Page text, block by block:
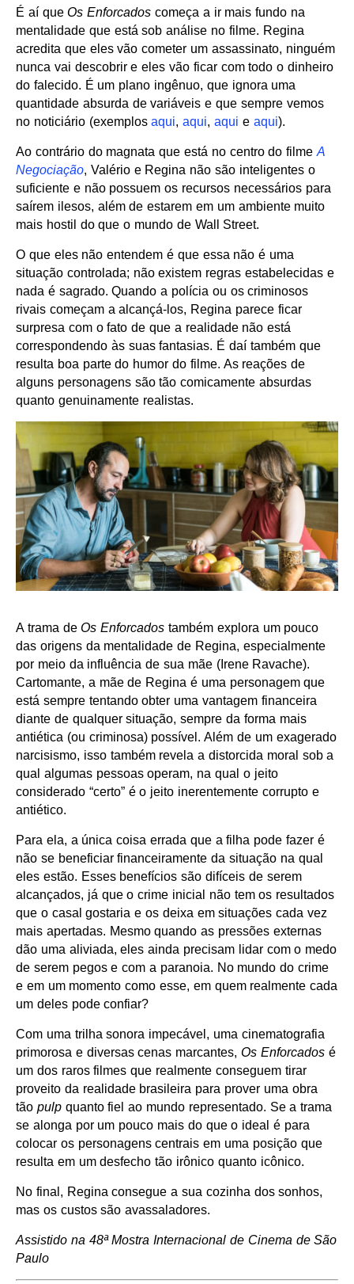
É aí queOs Enforcados começa a ir mais fundo na
mentalidade que está sob análise no filme. Regina
acredita que eles vão cometer um assassinato, ninguém
nunca vai descobrir e eles vão ficar com todo o dinheiro
do falecido. É um plano ingênuo, que ignora uma
quantidade absurda de variáveis e que sempre vemos
no noticiário (exemplosaqui,aqui,aqui e aqui).
Ao contrário do magnata que está no centro do filme A
Negociação, Valério e Regina não são inteligentes o
suficiente e não possuem os recursos necessários para
saírem ilesos, além de estarem em um ambiente muito
mais hostil do que o mundo de Wall Street.
O que eles não entendem é que essa não é uma
situação controlada; não existem regras estabelecidas e
nada é sagrado. Quando a polícia ou os criminosos
rivais começam a alcançá-los, Regina parece ficar
surpresa com o fato de que a realidade não está
correspondendo às suas fantasias. É daí também que
resulta boa parte do humor do filme. As reações de
alguns personagens são tão comicamente absurdas
quanto genuinamente realistas.
A trama deOs Enforcados também explora um pouco
das origens da mentalidade de Regina, especialmente
por meio da influência de sua mãe (Irene Ravache).
Cartomante, a mãe de Regina é uma personagem que
está sempre tentando obter uma vantagem financeira
diante de qualquer situação, sempre da forma mais
antiética (ou criminosa) possível. Além de um exagerado
narcisismo, isso também revela a distorcida moral sob a
qual algumas pessoas operam, na qual o jeito
considerado “certo” é o jeito inerentemente corrupto e
antiético.
Para ela, a única coisa errada que a filha pode fazer é
não se beneficiar financeiramente da situação na qual
eles estão. Esses benefícios são difíceis de serem
alcançados, já que o crime inicial não tem os resultados
que o casal gostaria e os deixa em situações cada vez
mais apertadas. Mesmo quando as pressões externas
dão uma aliviada, eles ainda precisam lidar com o medo
de serem pegos e com a paranoia. No mundo do crime
e em um momento como esse, em quem realmente cada
um deles pode confiar?
Com uma trilha sonora impecável, uma cinematografia
primorosa e diversas cenas marcantes, Os Enforcadosé
um dos raros filmes que realmente conseguem tirar
proveito da realidade brasileira para prover uma obra
tão pulpquanto fiel ao mundo representado. Se a trama
se alonga por um pouco mais do que o ideal é para
colocar os personagens centrais em uma posição que
resulta em um desfecho tão irônico quanto icônico.
No final, Regina consegue a sua cozinha dos sonhos,
mas os custos são avassaladores.
Assistido na 48ª Mostra Internacional de Cinema de São
Paulo